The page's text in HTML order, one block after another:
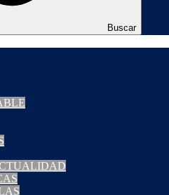
Buscar